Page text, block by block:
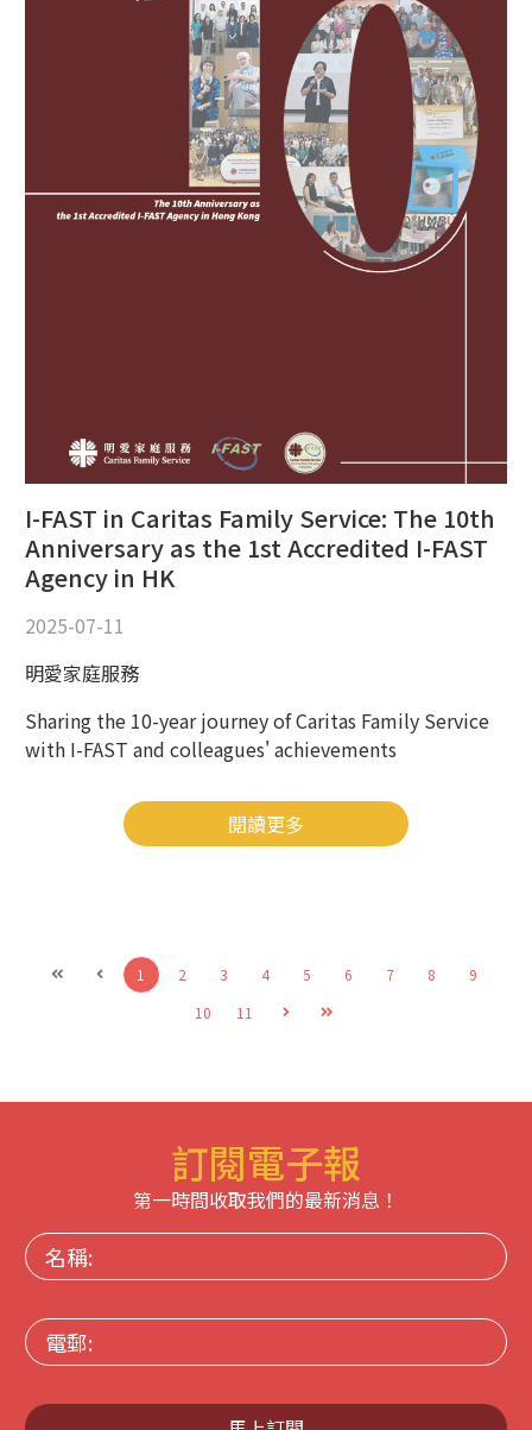
I-FAST in Caritas Family Service: The 10th
Anniversary as the 1st Accredited I-FAST
Agency in HK
2025-07-11
明愛家庭服務
Sharing the 10-year journey of Caritas Family Service
with I-FAST and colleagues' achievements
閱讀更多
1 2 3 4 5 6 7 8
9
10
11
訂閱電子報
第一時間收取我們的最新消息！
名
稱:
電
郵: